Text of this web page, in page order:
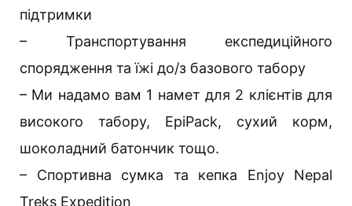
підтримки
– Транспортування експедиційного
спорядження та їжі до/з базового табору
– Ми надамо вам 1 намет для 2 клієнтів для
високого табору, EpiPack, сухий корм,
шоколадний батончик тощо.
– Спортивна сумка та кепка Enjoy Nepal
Treks Expedition